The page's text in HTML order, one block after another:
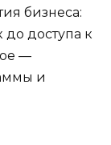
бизнеса:
до доступа к
—
и